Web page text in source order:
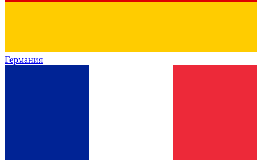
Германия